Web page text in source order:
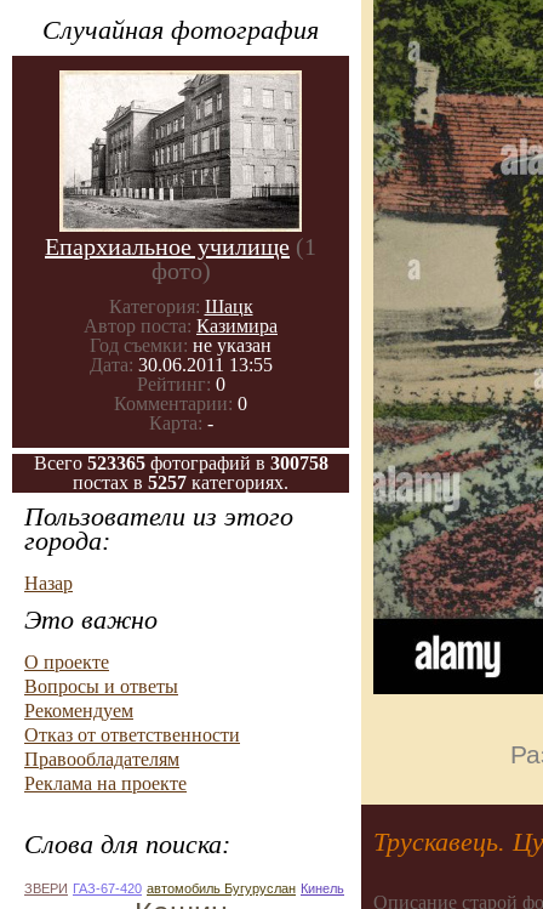
Случайная фотография
Епархиальное училище (1
фото)
Категория: Шацк
Автор поста: Казимира
Год съемки: не указан
Дата: 30.06.2011 13:55
Рейтинг: 0
Комментарии: 0
Карта: -
Всего 523365фотографий в 300758
постах в 5257 категориях.
Пользователи из этого
города:
Назар
Это важно
О проекте
Вопросы и ответы
Рекомендуем
Отказ от ответственности
Правообладателям
Реклама на проекте
Слова для поиска:
ЗВЕРИ ГАЗ-67-420 автомобиль Бугуруслан Кинель
Трускавець.
Описание старой